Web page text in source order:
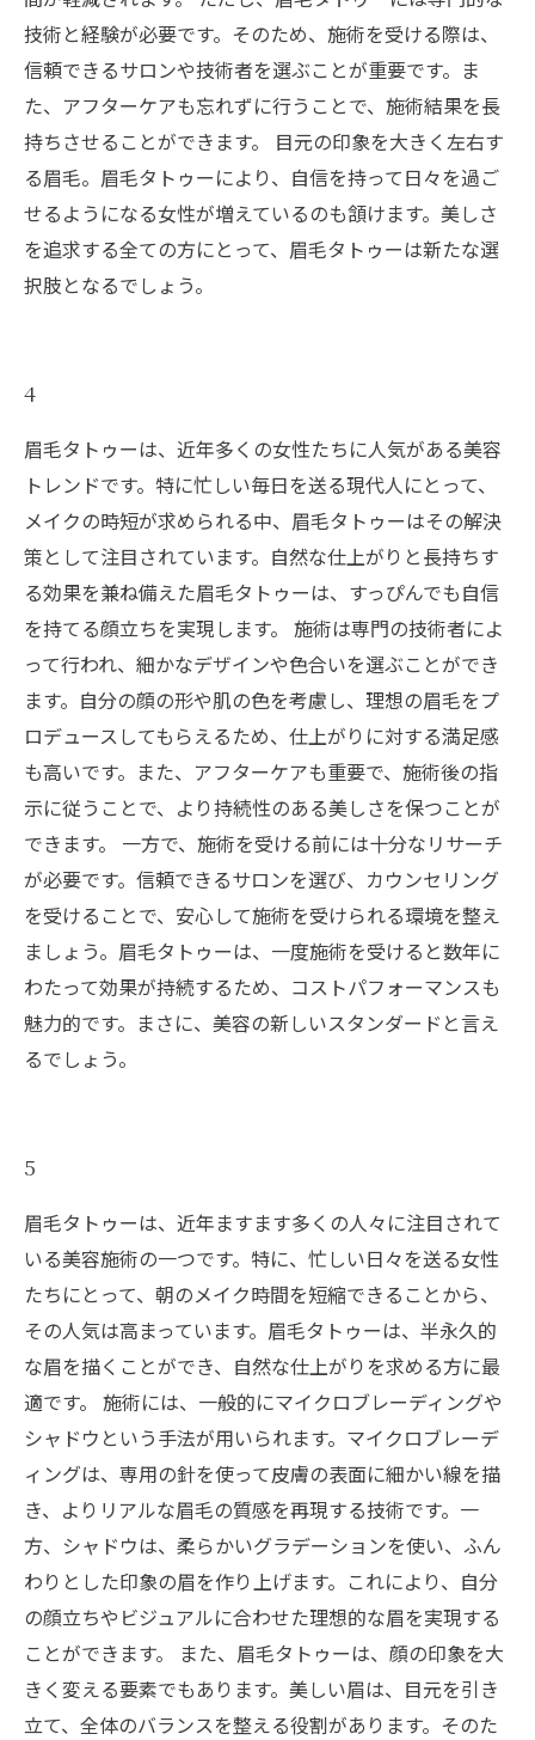
技術と経験が必要です。そのため、施術を受ける際は、
信頼できるサロンや技術者を選ぶことが重要です。ま
た、アフターケアも忘れずに行うことで、施術結果を長
持ちさせることができます。 目元の印象を大きく左右す
る眉毛。眉毛タトゥーにより、自信を持って日々を過ご
せるようになる女性が増えているのも頷けます。美しさ
を追求する全ての方にとって、眉毛タトゥーは新たな選
択肢となるでしょう。
4
眉毛タトゥーは、近年多くの女性たちに人気がある美容
トレンドです。特に忙しい毎日を送る現代人にとって、
メイクの時短が求められる中、眉毛タトゥーはその解決
策として注目されています。自然な仕上がりと長持ちす
る効果を兼ね備えた眉毛タトゥーは、すっぴんでも自信
を持てる顔立ちを実現します。 施術は専門の技術者によ
って行われ、細かなデザインや色合いを選ぶことができ
ます。自分の顔の形や肌の色を考慮し、理想の眉毛をプ
ロデュースしてもらえるため、仕上がりに対する満足感
も高いです。また、アフターケアも重要で、施術後の指
示に従うことで、より持続性のある美しさを保つことが
できます。 一方で、施術を受ける前には十分なリサーチ
が必要です。信頼できるサロンを選び、カウンセリング
を受けることで、安心して施術を受けられる環境を整え
ましょう。眉毛タトゥーは、一度施術を受けると数年に
わたって効果が持続するため、コストパフォーマンスも
魅力的です。まさに、美容の新しいスタンダードと言え
るでしょう。
5
眉毛タトゥーは、近年ますます多くの人々に注目されて
いる美容施術の一つです。特に、忙しい日々を送る女性
たちにとって、朝のメイク時間を短縮できることから、
その人気は高まっています。眉毛タトゥーは、半永久的
な眉を描くことができ、自然な仕上がりを求める方に最
適です。 施術には、一般的にマイクロブレーディングや
シャドウという手法が用いられます。マイクロブレーデ
ィングは、専用の針を使って皮膚の表面に細かい線を描
き、よりリアルな眉毛の質感を再現する技術です。一
方、シャドウは、柔らかいグラデーションを使い、ふん
わりとした印象の眉を作り上げます。これにより、自分
の顔立ちやビジュアルに合わせた理想的な眉を実現する
ことができます。 また、眉毛タトゥーは、顔の印象を大
きく変える要素でもあります。美しい眉は、目元を引き
立て、全体のバランスを整える役割があります。そのた